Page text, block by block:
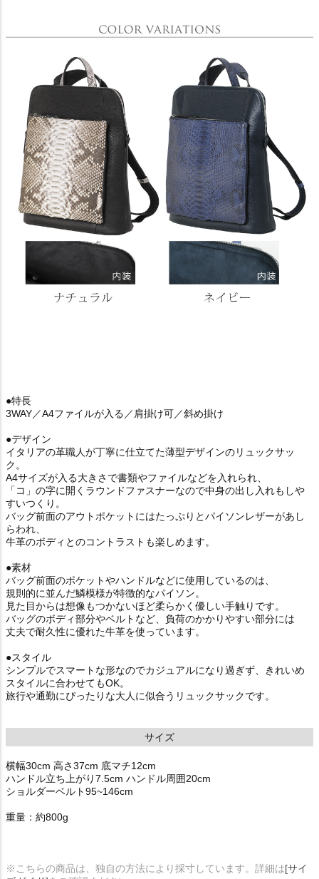
●特長
3WAY／A4ファイルが入る／肩掛け可／斜め掛け
●デザイン
イタリアの革職人が丁寧に仕立てた薄型デザインのリュックサッ
ク。
A4サイズが入る大きさで書類やファイルなどを入れられ、
「コ」の字に開くラウンドファスナーなので中身の出し入れもしや
すいつくり。
バッグ前面のアウトポケットにはたっぷりとパイソンレザーがあし
らわれ、
牛革のボディとのコントラストも楽しめます。
●素材
バッグ前面のポケットやハンドルなどに使用しているのは、
規則的に並んだ鱗模様が特徴的なパイソン。
見た目からは想像もつかないほど柔らかく優しい手触りです。
バッグのボディ部分やベルトなど、負荷のかかりやすい部分には
丈夫で耐久性に優れた牛革を使っています。
●スタイル
シンプルでスマートな形なのでカジュアルになり過ぎず、きれいめ
スタイルに合わせてもOK。
旅行や通勤にぴったりな大人に似合うリュックサックです。
サイズ
横幅30cm 高さ37cm 底マチ12cm
ハンドル立ち上がり7.5cm ハンドル周囲20cm
ショルダーベルト95~146cm
重量：約800g
※こちらの商品は、独自の方法により採寸しています。詳細は[サイ